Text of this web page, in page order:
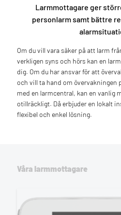
Larmmottagare ger
personlarm samt bättre
Om du vill vara säker på att larm
verkligen syns och hörs kan en
dig. Om du har ansvar för att
och vill ta hand om övervakningen
med en larmcentral, kan en vanlig
otillräckligt. Då erbjuder en lokalt
flexibel och enkel lösning.
Våra larmmottagare